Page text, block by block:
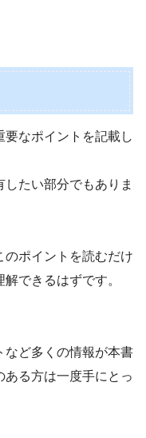
要なポイントを記載し
たい部分でもありま
ポイントを読むだけ
できるはずです。
など多くの情報が本書
る方は一度手にとっ